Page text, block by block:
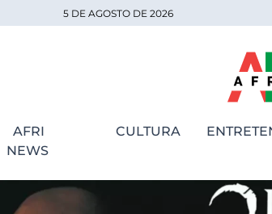
5 DE AGOSTO DE 2026
AFRI
NEWS
CULTURA